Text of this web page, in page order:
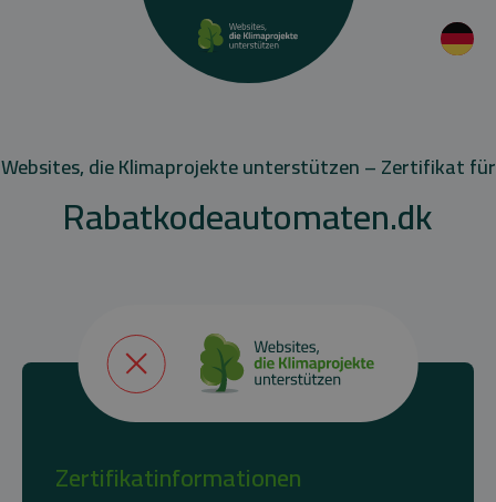
Websites, die Klimaprojekte unterstützen – Zertifikat für
Rabatkodeautomaten.dk
Zertifikatinformationen